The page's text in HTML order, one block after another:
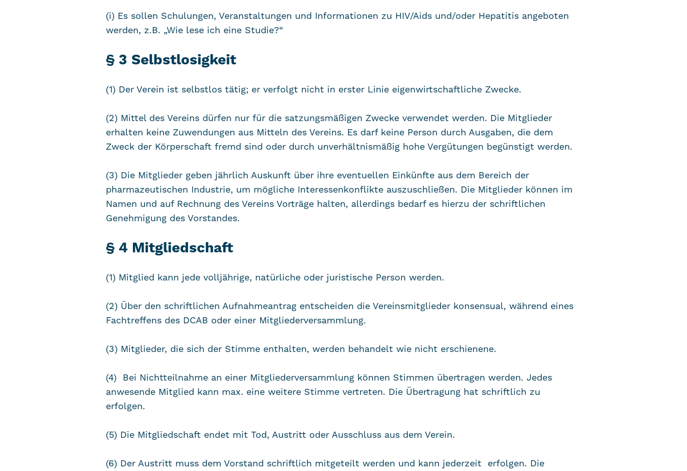
(i) Es sollen Schulungen, Veranstaltungen und Informationen zu HIV/Aids und/oder Hepatitis angeboten
werden, z.B. „Wie lese ich eine Studie?“
§ 3 Selbstlosigkeit
(1) Der Verein ist selbstlos tätig; er verfolgt nicht in erster Linie eigenwirtschaftliche Zwecke.
(2) Mittel des Vereins dürfen nur für die satzungsmäßigen Zwecke verwendet werden. Die Mitglieder
erhalten keine Zuwendungen aus Mitteln des Vereins. Es darf keine Person durch Ausgaben, die dem
Zweck der Körperschaft fremd sind oder durch unverhältnismäßig hohe Vergütungen begünstigt werden.
(3) Die Mitglieder geben jährlich Auskunft über ihre eventuellen Einkünfte aus dem Bereich der
pharmazeutischen Industrie, um mögliche Interessenkonflikte auszuschließen. Die Mitglieder können im
Namen und auf Rechnung des Vereins Vorträge halten, allerdings bedarf es hierzu der schriftlichen
Genehmigung des Vorstandes.
§ 4 Mitgliedschaft
(1) Mitglied kann jede volljährige, natürliche oder juristische Person werden.
(2) Über den schriftlichen Aufnahmeantrag entscheiden die Vereinsmitglieder konsensual, während eines
Fachtreffens des DCAB oder einer Mitgliederversammlung.
(3) Mitglieder, die sich der Stimme enthalten, werden behandelt wie nicht erschienene.
(4) Bei Nichtteilnahme an einer Mitgliederversammlung können Stimmen übertragen werden. Jedes
anwesende Mitglied kann max. eine weitere Stimme vertreten. Die Übertragung hat schriftlich zu
erfolgen.
(5) Die Mitgliedschaft endet mit Tod, Austritt oder Ausschluss aus dem Verein.
(6) Der Austritt muss dem Vorstand schriftlich mitgeteilt werden und kann jederzeit erfolgen. Die